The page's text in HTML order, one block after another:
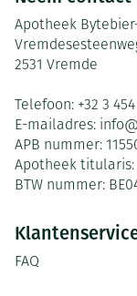
Apotheek
2531 Vremde
Telefoon: +32 3
E-mailadres: info@
APB nummer:
Apotheek titularis:
BTW nummer:
FAQ